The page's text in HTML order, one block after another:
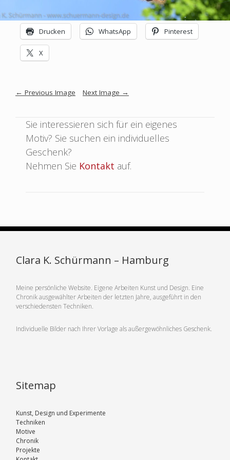
SCHUERMANN
Design
Grafik
Experimentelles
Drucken WhatsApp Pinterest
X
Image
navigation
← Previous Image Next Image →
Sie interessieren sich für ein eigenes
Motiv? Sie suchen ein individuelles
Geschenk?
Nehmen Sie Kontakt auf.
Clara K. Schürmann – Hamburg
Meine persönliche Website. Eigene Arbeiten Kunst und Design. Eine
Chronik ausgewählter Arbeiten der letzten Jahre, ausgeführt in den
verschiedensten Techniken.
Individuelle Bilder nach Ihrer Vorlage als außergewöhnliches Geschenk.
Sitemap
Kunst, Design und Experimente
Techniken
Motive
Chronik
Projekte